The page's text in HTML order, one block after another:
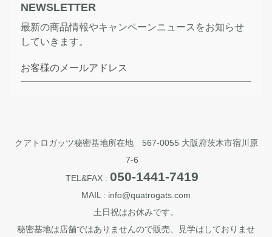
NEWSLETTER
最新の商品情報やキャンペーンニュースをお知らせ
していきます。
お客様のメールアドレス
クアトロガッツ秘密基地所在地 567-0055 大阪府茨木市宿川原
7-6
TEL&FAX : 050-1441-7419
MAIL : info@quatrogats.com
土日祝はお休みです。
秘密基地は店舗ではありませんので販売、見学はしておりませ